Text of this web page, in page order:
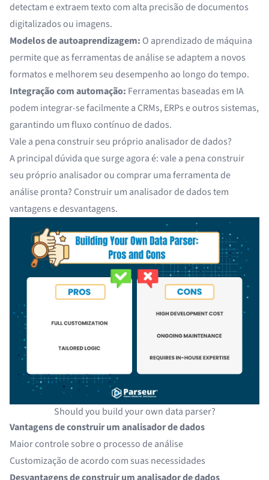
detectam e extraem texto com alta precisão dedocumentos
digitalizadosou imagens.
Modelos de autoaprendizagem: O aprendizado de máquina
permite que as ferramentas de análise se adaptem a novos
formatos e melhorem seu desempenho ao longo do tempo.
Integração com automação: Ferramentas baseadas em IA
podem integrar-se facilmente a CRMs, ERPs e outros sistemas,
garantindo um fluxo contínuo de dados.
Vale a pena construir seu próprio analisador de dados?
A principal dúvida que surge agora é: vale a pena construir
seu próprio analisador ou comprar uma ferramenta de
análise pronta? Construir um analisador de dados tem
vantagens e desvantagens.
Should you build your own data parser?
Vantagens de construir um analisador de dados
Maior controle sobre o processo de análise
Customização de acordo com suas necessidades